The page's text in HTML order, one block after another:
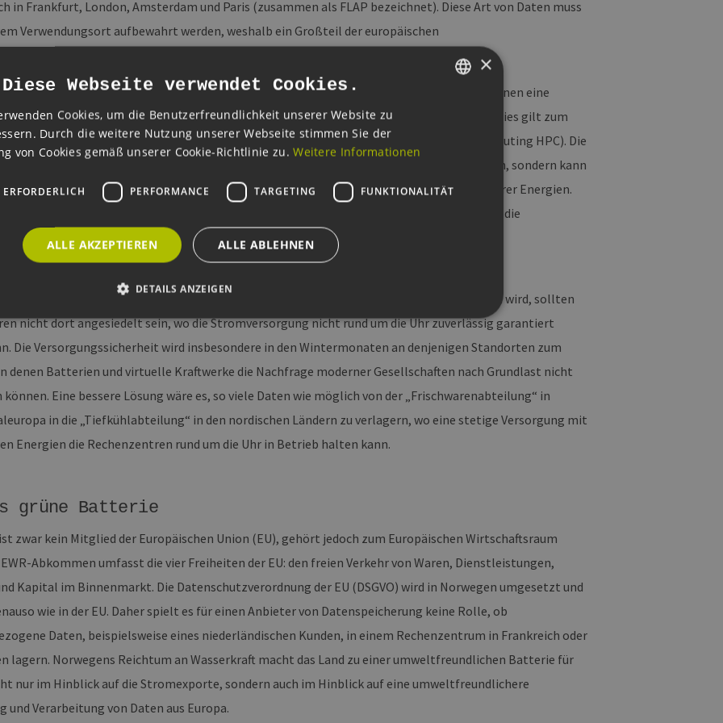
in Frankfurt, London, Amsterdam und Paris (zusammen als FLAP bezeichnet). Diese Art von Daten muss
Verwendungsort aufbewahrt werden, weshalb ein Großteil der europäischen
in diesem Supermarkt die „Tiefkühlabteilung“. Hier können Daten gelagert werden, bei denen eine
bei der Überwindung von Distanzen (bekannt als Latenz) unproblematisch ist. Dies gilt zum
Daten für die Langzeitlagerung oder das Hochleistungsrechnen (High-Performance-Computing HPC). Die
muss sich nicht am Knotenpunkt der internationalen Dateninfrastruktur befinden, sondern kann
werden, wo die Umweltbedingungen optimal sind – beispielsweise im Umfeld erneuerbarer Energien.
neuer Technologien wie 5G und Edge Computing kann man davon ausgehen, dass die
Warenabteilungen ausgebaut werden und an vielen Standorten andere, kleinere
auftauchen werden.
und Windkraftanlagen immer wieder Unterbrechungen bei der Stromproduktion geben wird, sollten
nicht dort angesiedelt sein, wo die Stromversorgung nicht rund um die Uhr zuverlässig garantiert
Die Versorgungssicherheit wird insbesondere in den Wintermonaten an denjenigen Standorten zum
denen Batterien und virtuelle Kraftwerke die Nachfrage moderner Gesellschaften nach Grundlast nicht
Eine bessere Lösung wäre es, so viele Daten wie möglich von der „Frischwarenabteilung“ in
in die „Tiefkühlabteilung“ in den nordischen Ländern zu verlagern, wo eine stetige Versorgung mit
Energien die Rechenzentren rund um die Uhr in Betrieb halten kann.
grüne Batterie
zwar kein Mitglied der Europäischen Union (EU), gehört jedoch zum Europäischen Wirtschaftsraum
EWR-Abkommen umfasst die vier Freiheiten der EU: den freien Verkehr von Waren, Dienstleistungen,
Kapital im Binnenmarkt. Die Datenschutzverordnung der EU (DSGVO) wird in Norwegen umgesetzt und
wie in der EU. Daher spielt es für einen Anbieter von Datenspeicherung keine Rolle, ob
Daten, beispielsweise eines niederländischen Kunden, in einem Rechenzentrum in Frankreich oder
lagern. Norwegens Reichtum an Wasserkraft macht das Land zu einer umweltfreundlichen Batterie für
nur im Hinblick auf die Stromexporte, sondern auch im Hinblick auf eine umweltfreundlichere
und Verarbeitung von Daten aus Europa.
×
Diese Webseite verwendet Cookies.
Cookies, um die Benutzerfreundlichkeit unserer Website zu
Durch die weitere Nutzung unserer Webseite stimmen Sie der
von Cookies gemäß unserer Cookie-Richtlinie zu. Weitere Informationen
PERFORMANCE TARGETING FUNKTIONALITÄT
ALLE AKZEPTIEREN ALLE ABLEHNEN
DETAILS ANZEIGEN
Unbedingt erforderlich Performance Targeting Funktionalität
ermöglichen wesentliche Kernfunktionen der Website wie die Benutzeranmeldung und die Kontoverwaltung.
Cookies kann die Website nicht ordnungsgemäß verwendet werden.
/
Ablaufdatum Beschreibung
Beibehaltung des Anmeldestatus für einen Benutzer zwischen den Seiten.
Sitzung
Dieses Cookie wird verwendet, um Angriffe auf Quer-Site-Anforderungen
(CSRF) zu verhindern, um sicherzustellen, dass nur legitime Anfragen von der
Website bearbeitet werden.
2 Monate 4
Wochen
Dieses Cookie wird vom Cookie-Script.com-Dienst verwendet, um die
Einwilligungseinstellungen für Besucher-Cookies zu speichern. Das Cookie-
Inc.
29 Minuten
Dieser Cookie wird verwendet, um zwischen Menschen und Bots zu
die Nutzung ihrer Website zu erstellen.
Ablaufdatum
Beschreibung